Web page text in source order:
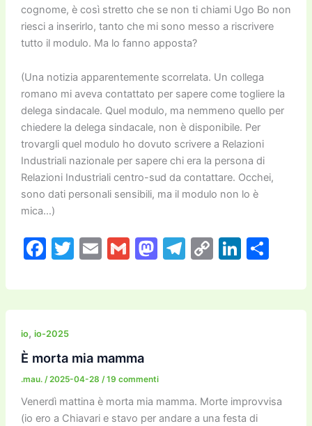
cognome, è così stretto che se non ti chiami Ugo Bo non
riesci a inserirlo, tanto che mi sono messo a riscrivere
tutto il modulo. Ma lo fanno apposta?
(Una notizia apparentemente scorrelata. Un collega
romano mi aveva contattato per sapere come togliere la
delega sindacale. Quel modulo, ma nemmeno quello per
chiedere la delega sindacale, non è disponibile. Per
trovargli quel modulo ho dovuto scrivere a Relazioni
Industriali nazionale per sapere chi era la persona di
Relazioni Industriali centro-sud da contattare. Occhei,
sono dati personali sensibili, ma il modulo non lo è
mica…)
F
c
e
b
o
o
k
T
itt
er
E
ai
l
G
ai
l
M
st
o
n
T
e
gr
C
p
y
Li
k
e
C
n
di
io, io-2025
È morta mia mamma
.mau. /2025-04-28 /19 commenti
Venerdì mattina è morta mia mamma. Morte improvvisa
(io ero a Chiavari e stavo per andare a una festa di